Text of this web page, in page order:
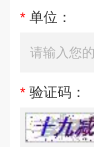
* 单位：
* 验证码：